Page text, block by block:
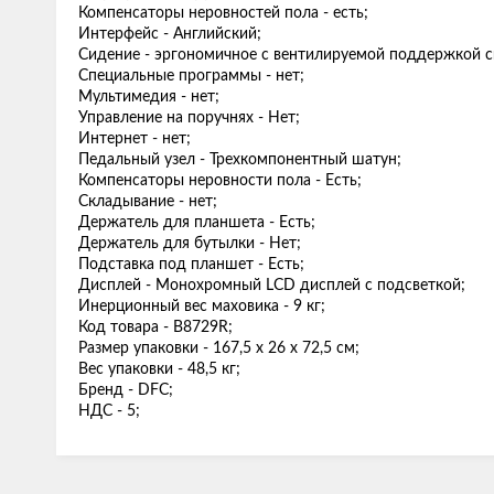
Компенсаторы неровностей пола - есть;
Интерфейс - Английский;
Сидение - эргономичное с вентилируемой поддержкой
Специальные программы - нет;
Мультимедия - нет;
Управление на поручнях - Нет;
Интернет - нет;
Педальный узел - Трехкомпонентный шатун;
Компенсаторы неровности пола - Есть;
Складывание - нет;
Держатель для планшета - Есть;
Держатель для бутылки - Нет;
Подставка под планшет - Есть;
Дисплей - Монохромный LCD дисплей с подсветкой;
Инерционный вес маховика - 9 кг;
Код товара - B8729R;
Размер упаковки - 167,5 х 26 х 72,5 см;
Вес упаковки - 48,5 кг;
Бренд - DFC;
НДС - 5;